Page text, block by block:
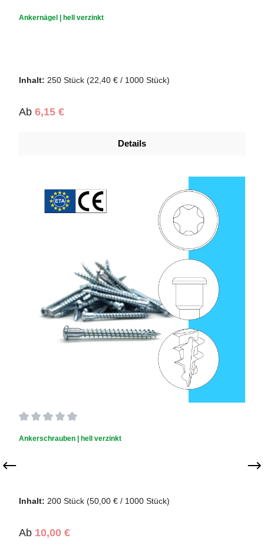
Ankernägel | hell verzinkt
Inhalt: 250 Stück (22,40 € / 1000 Stück)
Regulärer Preis:
Ab 6,15 €
Details
Ankerschrauben | hell verzinkt
Inhalt: 200 Stück (50,00 € / 1000 Stück)
Regulärer Preis:
Ab 10,00 €